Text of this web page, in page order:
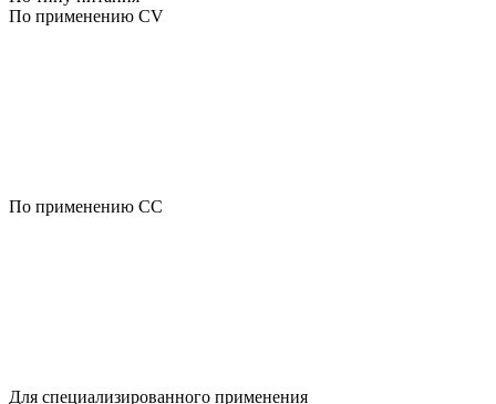
По применению CV
По применению CC
Для специализированного применения